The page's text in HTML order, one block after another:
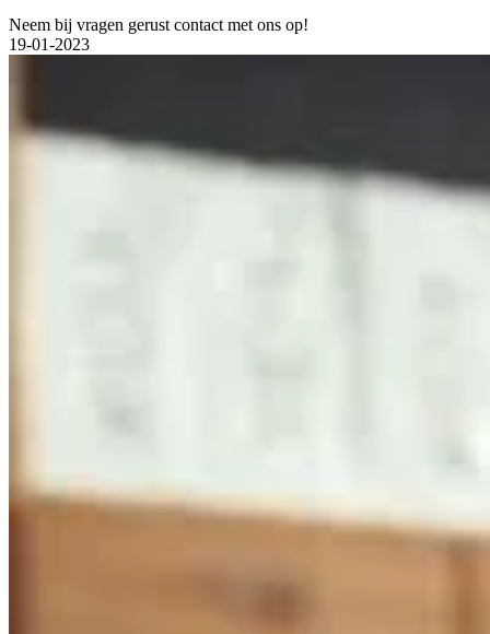
Neem bij vragen gerust contact met ons op!
19-01-2023